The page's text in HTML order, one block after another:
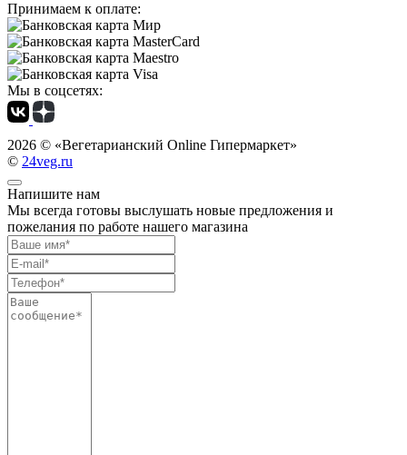
Принимаем к оплате:
Мы в соцсетях:
2026 © «Вегетарианский Online Гипермаркет»
© 24veg.ru
Напишите нам
Мы всегда готовы выслушать новые предложения и
пожелания по работе нашего магазина